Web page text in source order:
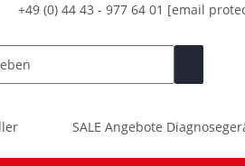
+49 (0) 44 43 - 977 64 01 [email
SALE Angebote